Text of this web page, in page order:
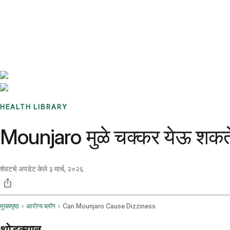
HEALTH LIBRARY
Mounjaro मुळे चक्कर येऊ
शेवटचे अपडेट केले ३ मार्च, २०२६
मुख्यपृष्ठ आरोग्य ब्लॉग Can Mounjaro Cause Dizziness